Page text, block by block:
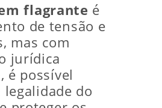
flagrante é
de tensão e
mas com
jurídica
é possível
do